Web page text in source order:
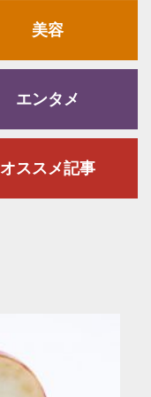
美容
エンタメ
オススメ記事